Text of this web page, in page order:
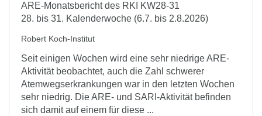
ARE-Monatsbericht des RKI KW28-31
28. bis 31. Kalenderwoche (6.7. bis 2.8.2026)
Robert Koch-Institut
Seit einigen Wochen wird eine sehr niedrige ARE-
Aktivität beobachtet, auch die Zahl schwerer
Atemwegserkrankungen war in den letzten Wochen
sehr niedrig. Die ARE- und SARI-Aktivität befinden
sich damit auf einem für diese ...